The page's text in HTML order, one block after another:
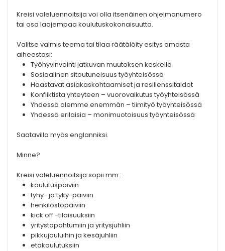
Kreisi valeluennoitsija voi olla itsenäinen ohjelmanumero
tai osa laajempaa koulutuskokonaisuutta.
Valitse valmis teema tai tilaa räätälöity esitys omasta
aiheestasi:
Työhyvinvointi jatkuvan muutoksen keskellä
Sosiaalinen sitoutuneisuus työyhteisössä
Haastavat asiakaskohtaamiset ja resilienssitaidot
Konfliktista yhteyteen – vuorovaikutus työyhteisössä
Yhdessä olemme enemmän – tiimityö työyhteisössä
Yhdessä erilaisia – monimuotoisuus työyhteisössä
Saatavilla myös englanniksi.
Minne?
Kreisi valeluennoitsija sopii mm.:
koulutuspäiviin
tyhy- ja tyky-päiviin
henkilöstöpäiviin
kick off -tilaisuuksiin
yritystapahtumiin ja yritysjuhliin
pikkujouluihin ja kesäjuhliin
etäkoulutuksiin